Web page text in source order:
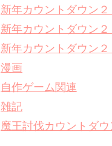
新年カウントダウン２
新年カウントダウン２
新年カウントダウン２
漫画
自作ゲーム関連
雑記
魔王討伐カウントダウ